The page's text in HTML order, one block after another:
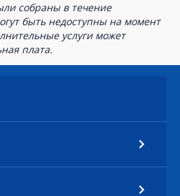
собраны в течение
быть недоступны на момент
услуги может
плата.